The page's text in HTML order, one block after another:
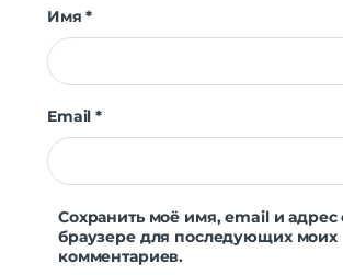
Имя*
Email*
Сохранить моё имя, email и адрес
браузере для последующих моих
комментариев.